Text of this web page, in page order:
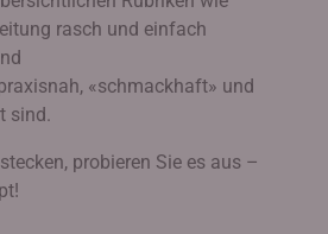
rasch und einfach
«schmackhaft» und
sind.
probieren Sie es aus –